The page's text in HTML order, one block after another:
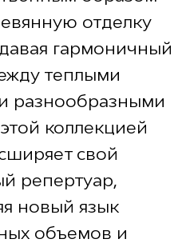
отделку
гармоничный
теплыми
разнообразными
коллекцией
свой
репертуар,
новый язык
объемов и